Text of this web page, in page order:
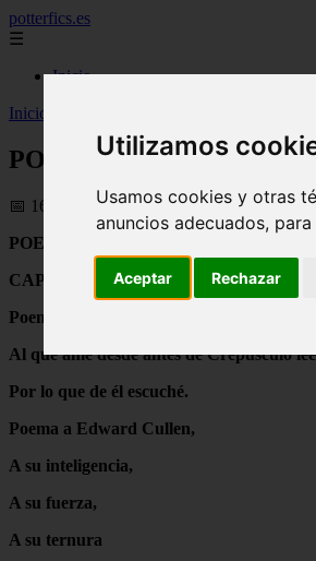
Utilizamos
Usamos cookies y otras
anuncios adecuados,
Aceptar Rechazar
potterfics.es
☰
Inicio
Inicio
POEMA A EDWARD
📅 16/07/2025
POEMA A EDWARD CULLEN.
CAPÍTULO 1.
Poema a Edward Cullen
Al que amé desde antes de Crepúsculo
Por lo que de él escuché.
Poema a Edward Cullen,
A su inteligencia,
A su fuerza,
A su ternura